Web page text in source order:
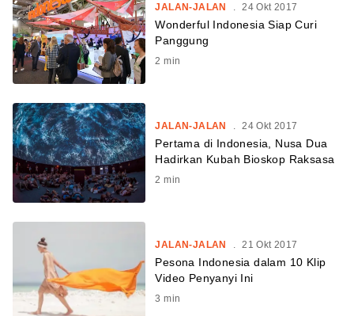
JALAN-JALAN 24 Okt 2017
Wonderful Indonesia Siap Curi
Panggung
2 min
JALAN-JALAN . 24 Okt 2017
Pertama di Indonesia, Nusa Dua
Hadirkan Kubah Bioskop Raksasa
2 min
JALAN-JALAN . 21 Okt 2017
Pesona Indonesia dalam 10 Klip
Video Penyanyi Ini
3 min